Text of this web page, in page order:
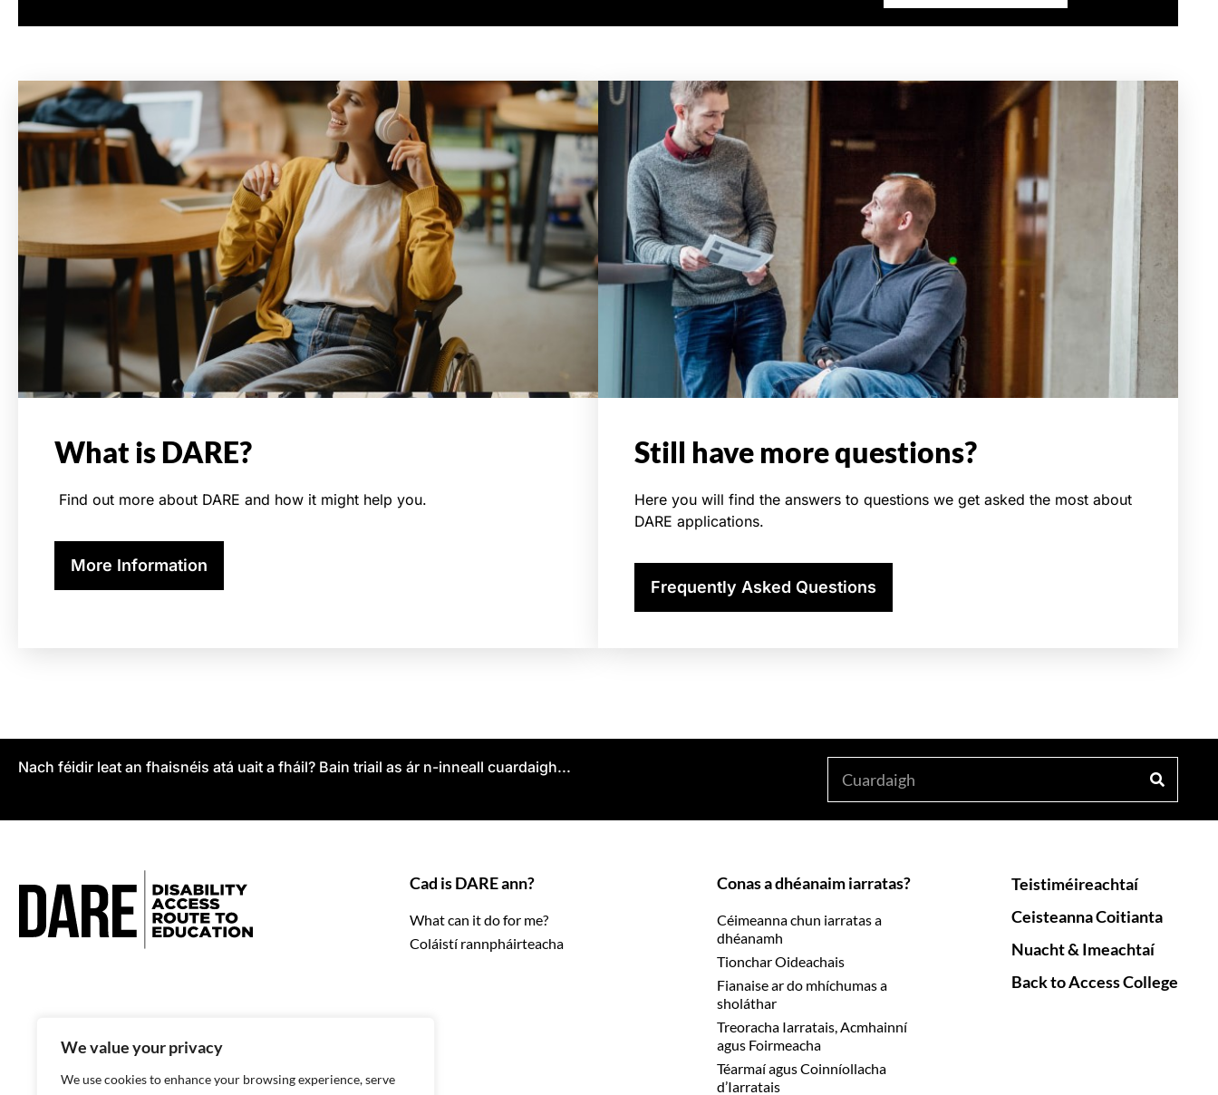
We value your privacy
We use cookies to enhance your browsing experience, serve
What is DARE?
Find out more about DARE and how it might help you.
More Information
Still have more questions?
Here you will find the answers to questions we get asked the most about
DARE applications.
Frequently Asked Questions
Nach féidir leat an fhaisnéis atá uait a fháil? Bain triail as ár n-inneall cuardaigh...
Cad is DARE ann?
What can it do for me?
Coláistí rannpháirteacha
Conas a dhéanaim iarratas?
Céimeanna chun iarratas a
dhéanamh
Tionchar Oideachais
Fianaise ar do mhíchumas a
sholáthar
Treoracha Iarratais, Acmhainní
agus Foirmeacha
Téarmaí agus Coinníollacha
d’Iarratais
Teistiméireachtaí
Ceisteanna Coitianta
Nuacht & Imeachtaí
Back to Access College